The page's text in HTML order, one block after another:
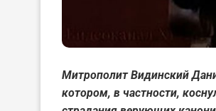
Митрополит Видинский
котором, в частности,